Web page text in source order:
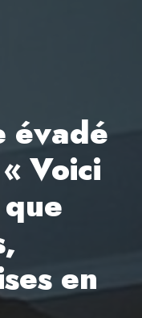
évadé
Voici
en